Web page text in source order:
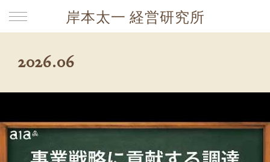
岸本太一 経営研究所
2026.06